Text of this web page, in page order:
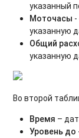
указанный
Моточасы
указанную
Общий
указанную
Во второй
Время –
Уровень до